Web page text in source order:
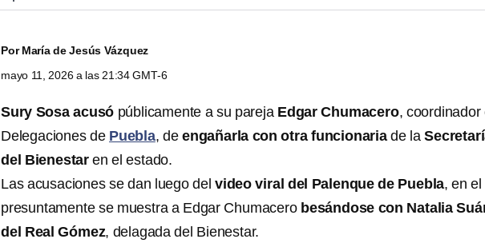
PorMaría de Jesús Vázquez
mayo 11, 2026 a las 21:34 GMT-6
Sury Sosa acusó públicamente a su pareja Edgar Chumacero, coordinador
Delegaciones de Puebla, deengañarla con otra funcionariade la
del Bienestar en el estado.
Las acusaciones se dan luego del video viral del Palenque de Puebla, en
presuntamente se muestra a Edgar Chumacero besándose con Natalia
del Real Gómez, delagada del Bienestar.